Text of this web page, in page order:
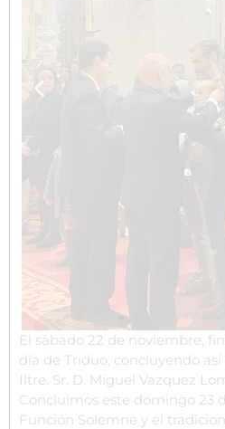
El sábado 22 de noviembre,
día de Triduo, concluyendo
Iltre. Sr. D. Miguel Vazquez
Concluimos este domingo 23
Función Solemne y el